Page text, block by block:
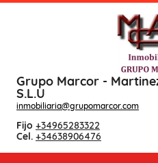
Grupo Marcor -
S.L.U
inmobiliaria@grupomarcor.com
Fijo +34965283322
Cel. +34638906476